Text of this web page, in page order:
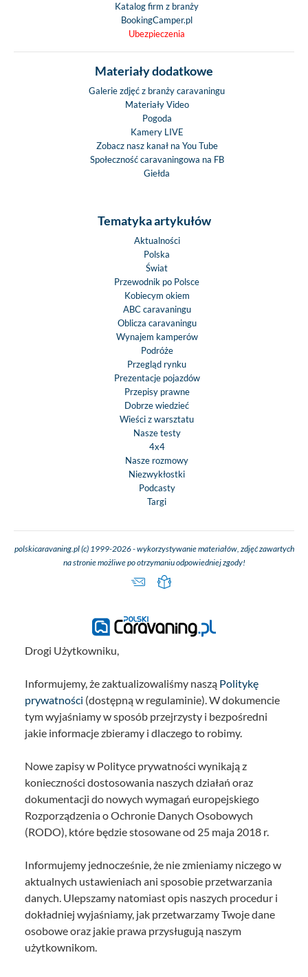
Katalog firm z branży
BookingCamper.pl
Ubezpieczenia
Materiały dodatkowe
Galerie zdjęć z branży caravaningu
Materiały Video
Pogoda
Kamery LIVE
Zobacz nasz kanał na You Tube
Społeczność caravaningowa na FB
Giełda
Tematyka artykułów
Aktualności
Polska
Świat
Przewodnik po Polsce
Kobiecym okiem
ABC caravaningu
Oblicza caravaningu
Wynajem kamperów
Podróże
Przegląd rynku
Prezentacje pojazdów
Przepisy prawne
Dobrze wiedzieć
Wieści z warsztatu
Nasze testy
4x4
Nasze rozmowy
Niezwykłostki
Podcasty
Targi
polskicaravaning.pl (c) 1999-2026 - wykorzystywanie materiałów, zdjęć zawartych
na stronie możliwe po otrzymaniu odpowiedniej zgody!
Drogi Użytkowniku,
Informujemy, że zaktualizowaliśmy naszą Politykę
prywatności (dostępną w regulaminie). W dokumencie
tym wyjaśniamy w sposób przejrzysty i bezpośredni
jakie informacje zbieramy i dlaczego to robimy.
Nowe zapisy w Polityce prywatności wynikają z
konieczności dostosowania naszych działań oraz
dokumentacji do nowych wymagań europejskiego
Rozporządzenia o Ochronie Danych Osobowych
(RODO), które będzie stosowane od 25 maja 2018 r.
Informujemy jednocześnie, że nie zmieniamy niczego w
aktualnych ustawieniach ani sposobie przetwarzania
danych. Ulepszamy natomiast opis naszych procedur i
dokładniej wyjaśniamy, jak przetwarzamy Twoje dane
osobowe oraz jakie prawa przysługują naszym
użytkownikom.